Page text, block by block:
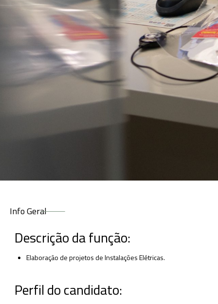
Info Geral
Descrição da função:
Elaboração de projetos de Instalações Elétricas.
Perfil do candidato: